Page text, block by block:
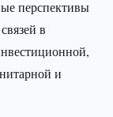
перспективы
в
и